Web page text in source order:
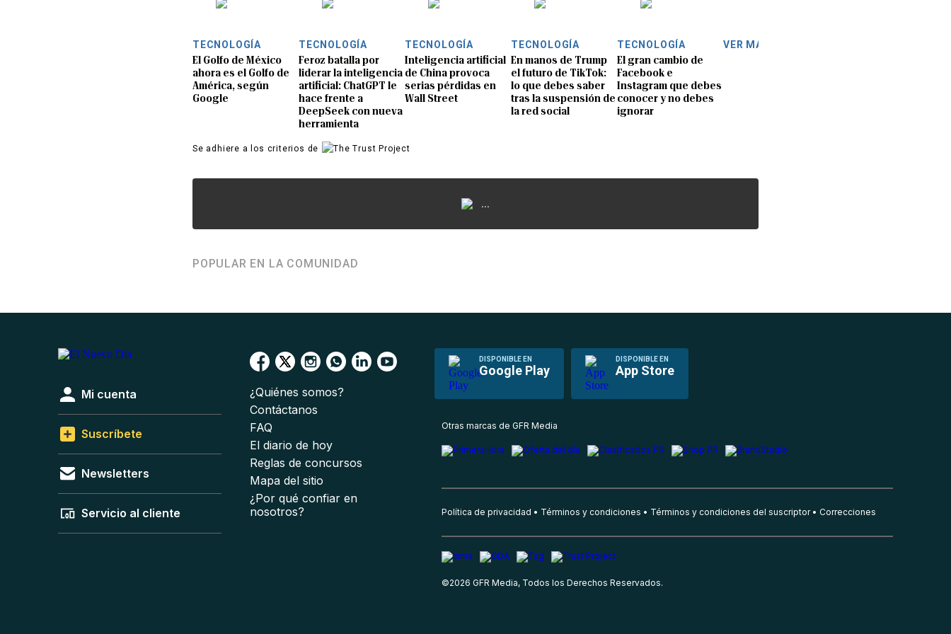
TECNOLOGÍA
El Golfo de México
ahora es el Golfo de
América, según
Google
TECNOLOGÍA
Feroz batalla por
liderar la inteligencia
artificial: ChatGPT le
hace frente a
DeepSeek con nueva
herramienta
TECNOLOGÍA
Inteligencia artificial
de China provoca
serias pérdidas en
Wall Street
TECNOLOGÍA
En manos de Trump
el futuro de TikTok:
lo que debes saber
tras la suspensión de
la red social
TECNOLOGÍA
El gran cambio de
Facebook e
Instagram que debes
conocer y no debes
ignorar
VER MÁS
Se adhiere a los criterios de
...
POPULAR EN LA COMUNIDAD
DISPONIBLE EN
Google Play
DISPONIBLE EN
App Store
Mi cuenta
Suscríbete
Newsletters
Servicio al cliente
¿Quiénes somos?
Contáctanos
FAQ
El diario de hoy
Reglas de concursos
Mapa del sitio
¿Por qué confiar en
nosotros?
Otras marcas de GFR Media
Política de privacidad Términos y condiciones Términos y condiciones del suscriptor Correcciones
©2026 GFR Media, Todos los Derechos Reservados.